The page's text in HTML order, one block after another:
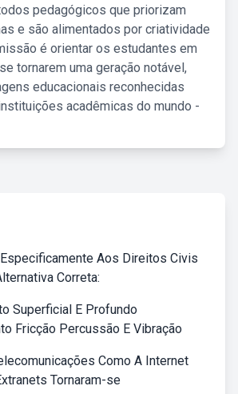
pedagógicos que priorizam
e são alimentados por criatividade
é orientar os estudantes em
tornarem uma geração notável,
educacionais reconhecidas
acadêmicas do mundo -
Aos Direitos Civis
Correta:
Superficial E Profundo
Fricção Percussão E Vibração
Como A Internet
Tornaram-se